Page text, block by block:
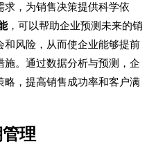
，为销售决策提供科学依
，可以帮助企业预测未来的销
风险，从而使企业能够提前
。通过数据分析与预测，企
，提高销售成功率和客户满
理